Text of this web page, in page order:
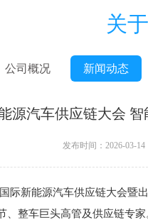
关
公司概况 新闻动态
源汽车供应链大会
发布时间：2026-03-
新能源汽车供应链大会暨
、整车巨头高管及供应链